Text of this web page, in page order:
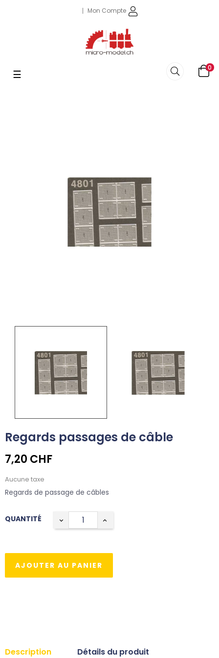
Mon Compte
Basculer
☰
0
Regards passages de câble
7,20 CHF
Aucune taxe
Regards de passage de câbles
QUANTITÉ
AJOUTER AU PANIER
Description Détails du produit